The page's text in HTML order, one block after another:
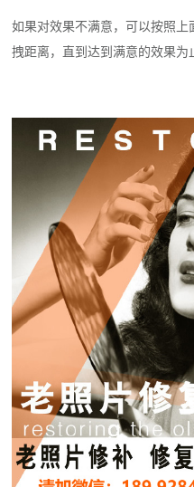
如果对效果不满意，可以按照
拽距离，直到达到满意的效果为